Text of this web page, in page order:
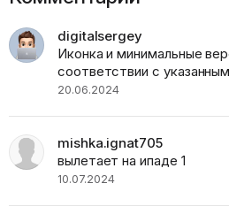
digitalsergey
Иконка и минимальные
соответствии с
20.06.2024
mishka.ignat705
вылетает на ипаде 1
10.07.2024